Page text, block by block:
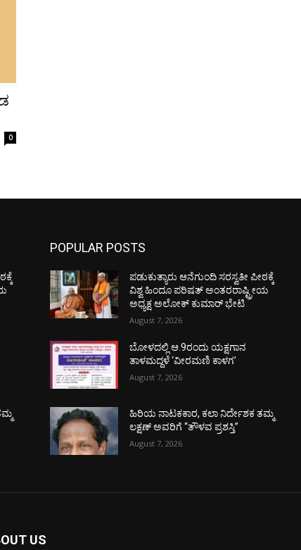
0
POPULAR POSTS
ಪಡುಕುತ್ಯಾರು ಆನೆಗುಂದಿ ಸರಸ್ವತೀ ಪೀಠಕ್ಕೆ
ವಿಶ್ವ ಹಿಂದೂ ಪರಿಷತ್ ಅಂತರರಾಷ್ಟ್ರೀಯ
ಅಧ್ಯಕ್ಷ ಅಲೋಕ್ ಕುಮಾರ್ ಭೇಟಿ
August 7, 2026
ಬೋಳದಲ್ಲಿ ಆ.9ರಂದು ಯಕ್ಷಗಾನ
ತಾಳಮದ್ದಳೆ ‘ವೀರಮಣಿ ಕಾಳಗ’
August 7, 2026
ಹಿರಿಯ ನಾಟಕಕಾರ, ಕಲಾ ನಿರ್ದೇಶಕ ತಮ್ಮ
ಲಕ್ಷಣ್ ಅವರಿಗೆ “ತೌಳವ ಪ್ರಶಸ್ತಿ”
August 7, 2026
US